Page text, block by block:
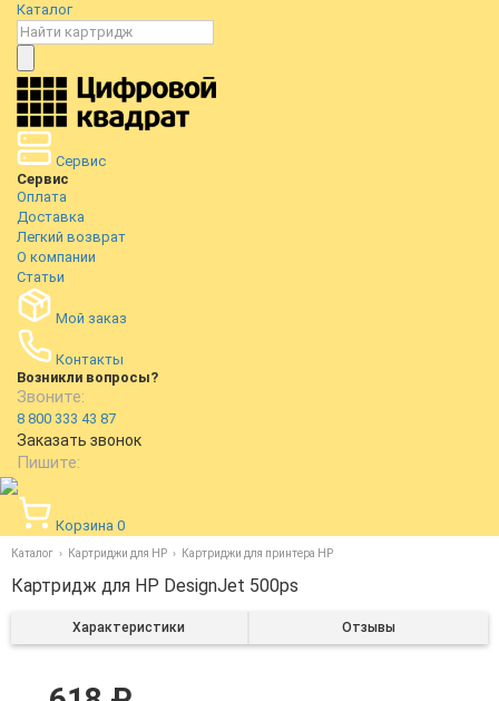
Каталог
Сервис
Сервис
Оплата
Доставка
Легкий возврат
О компании
Статьи
Мой заказ
Контакты
Возникли вопросы?
Звоните:
8 800 333 43 87
Заказать звонок
Пишите:
Корзина 0
Каталог Картриджи для HP Картриджи для принтера HP
Картридж для HP DesignJet 500ps
Характеристики Отзывы